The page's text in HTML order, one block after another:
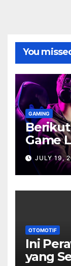
You
GAMING
Berikut
Game
Cepat
JULY 19,
OTOMOTIF
Ini
yang